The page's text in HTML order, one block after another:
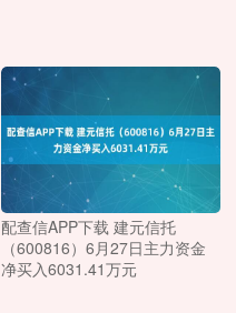
配查信APP下载 建元信托
（600816）6月27日主力资金
净买入6031.41万元